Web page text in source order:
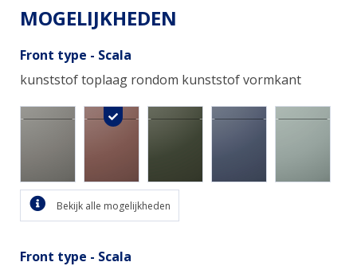
MOGELIJKHEDEN
Front type - Scala
kunststof toplaag rondom kunststof vormkant
Bekijk alle mogelijkheden
Front type - Scala